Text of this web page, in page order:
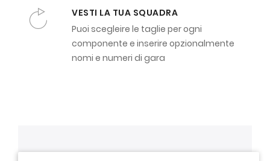
VESTI LA TUA SQUADRA
Puoi scegleire le taglie per ogni
componente e inserire opzionalmente
nomi e numeri di gara